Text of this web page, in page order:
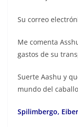
Su correo
Me comenta
gastos de su
Suerte Aashu y
mundo del
Spilimbergo,